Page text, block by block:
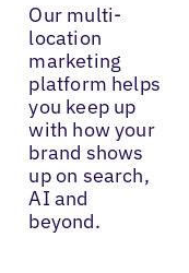
Our multi-
location
marketing
platform helps
you keep up
with how your
brand shows
up on search,
AI and
beyond.